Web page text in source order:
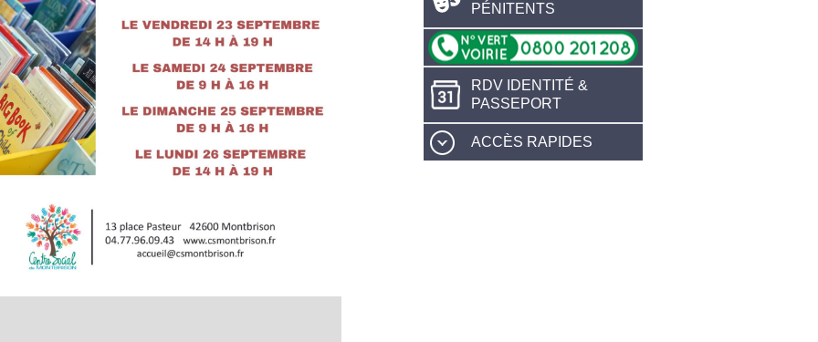
PÉNITENTS
RDV IDENTITÉ &
PASSEPORT
ACCÈS RAPIDES